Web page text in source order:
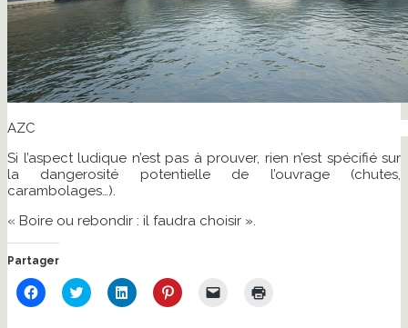
AZC
Si l’aspect ludique n’est pas à prouver, rien n’est spécifié sur
la dangerosité potentielle de l’ouvrage (chutes,
carambolages…).
« Boire ou rebondir : il faudra choisir ».
Partager
Cliquez
pour
Cliquez
pour
Cliquez
pour
Cliquez
pour
Cliquer